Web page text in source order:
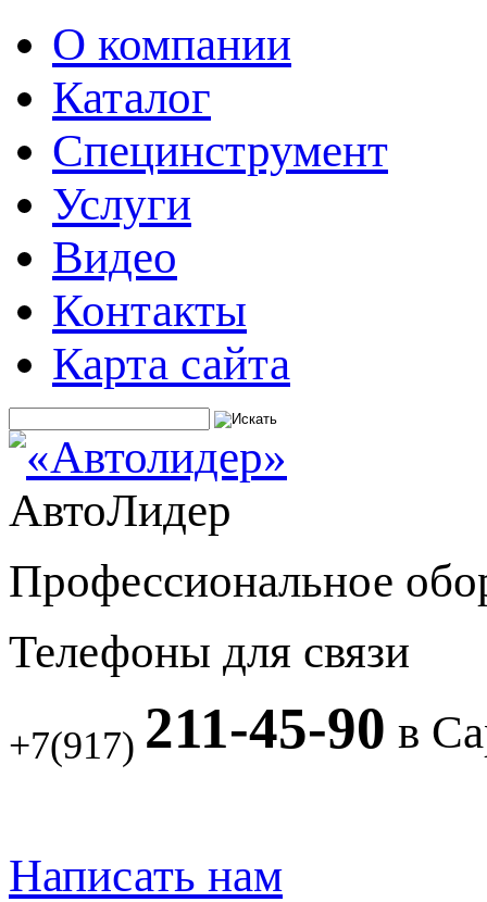
О компании
Каталог
Специнструмент
Услуги
Видео
Контакты
Карта сайта
АвтоЛидер
Профессиональное
Телефоны для связи
+7(917) 211-45-90 в
Написать нам